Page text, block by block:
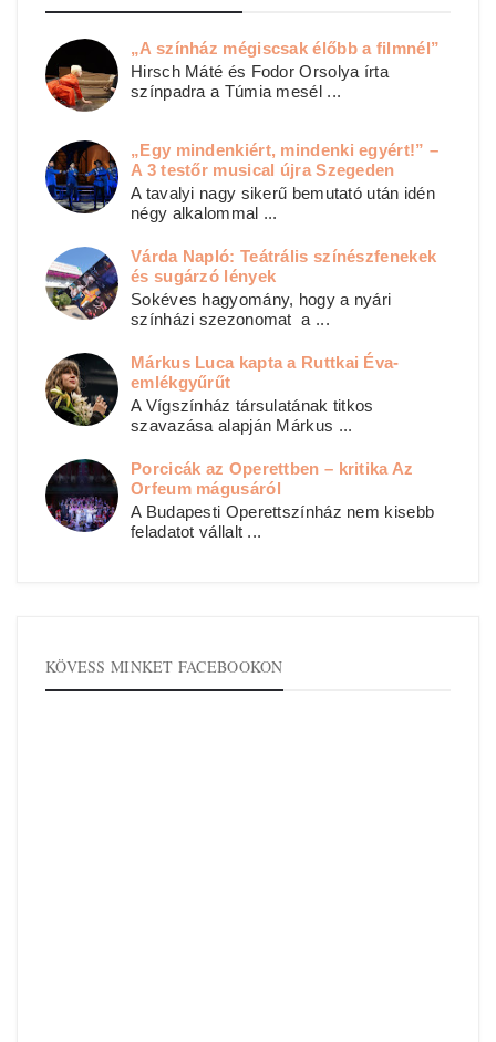
„A színház mégiscsak élőbb a filmnél”
Hirsch Máté és Fodor Orsolya írta
színpadra a Túmia mesél ...
„Egy mindenkiért, mindenki egyért!” –
A 3 testőr musical újra Szegeden
A tavalyi nagy sikerű bemutató után idén
négy alkalommal ...
Várda Napló: Teátrális színészfenekek
és sugárzó lények
Sokéves hagyomány, hogy a nyári
színházi szezonomat a ...
Márkus Luca kapta a Ruttkai Éva-
emlékgyűrűt
A Vígszínház társulatának titkos
szavazása alapján Márkus ...
Porcicák az Operettben – kritika Az
Orfeum mágusáról
A Budapesti Operettszínház nem kisebb
feladatot vállalt ...
KÖVESS MINKET FACEBOOKON